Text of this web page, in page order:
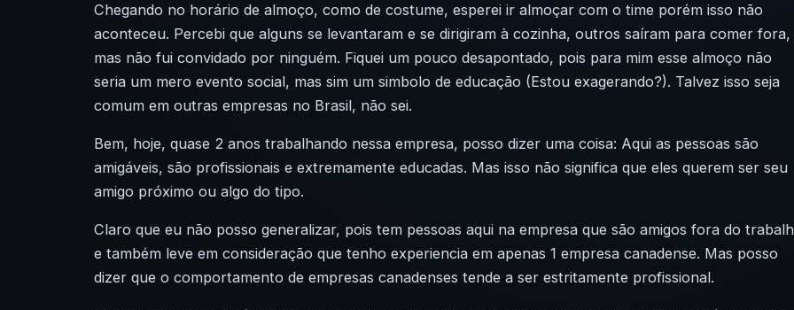
Chegando no horário de almoço, como de costume, esperei ir almoçar com o time porém isso não
aconteceu. Percebi que alguns se levantaram e se dirigiram à cozinha, outros saíram para comer fora,
mas não fui convidado por ninguém. Fiquei um pouco desapontado, pois para mim esse almoço não
seria um mero evento social, mas sim um simbolo de educação (Estou exagerando?). Talvez isso seja
comum em outras empresas no Brasil, não sei.
Bem, hoje, quase 2 anos trabalhando nessa empresa, posso dizer uma coisa: Aqui as pessoas são
amigáveis, são profissionais e extremamente educadas. Mas isso não significa que eles querem ser seu
amigo próximo ou algo do tipo.
Claro que eu não posso generalizar, pois tem pessoas aqui na empresa que são amigos fora do
e também leve em consideração que tenho experiencia em apenas 1 empresa canadense. Mas posso
dizer que o comportamento de empresas canadenses tende a ser estritamente profissional.